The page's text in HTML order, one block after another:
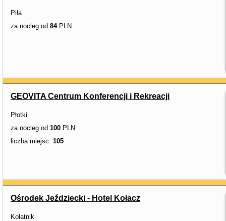
Piła
za nocleg od 84PLN
GEOVITA Centrum Konferencji i Rekreacji
Płotki
za nocleg od 100 PLN
liczba miejsc: 105
Ośrodek Jeździecki - Hotel Kołacz
Kołatnik